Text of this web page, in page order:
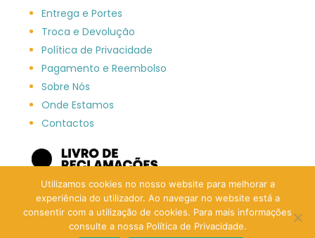
Entrega e Portes
Troca e Devolução
Política de Privacidade
Pagamento e Reembolso
Sobre Nós
Onde Estamos
Contactos
Utilizamos cookies no nosso website para melhorar a
experiência do utilizador. Ao navegar no website está a
consentir com a utilização de cookies. Para mais informações
consulte a nossa Política de Privacidade.